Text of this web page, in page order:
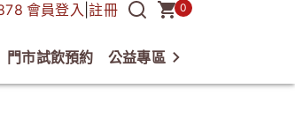
會員登入 |註冊 0
門市試飲預約 公益專區